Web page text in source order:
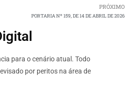
PRÓXIMO
PORTARIA Nº 159, DE 14 DE ABRIL DE 2026
para o cenário atual. Todo
por peritos na área de